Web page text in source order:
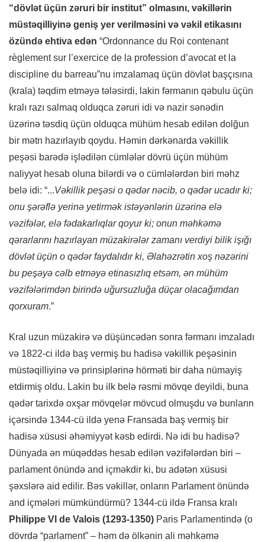
“dövlət üçün zəruri bir institut” olmasını, vəkillərin
müstəqilliyinə geniş yer verilməsini və vəkil etikasını
özündə ehtiva edən “Ordonnance du Roi contenant
règlement sur l’exercice de la profession d’avocat et la
discipline du barreau”nu imzalamaq üçün dövlət başçısına
(krala) təqdim etməyə tələsirdi, lakin fərmanın qəbulu üçün
kralı razı salmaq olduqca zəruri idi və nazir sənədin
üzərinə təsdiq üçün olduqca mühüm hesab edilən dolğun
bir mətn hazırlayıb qoydu. Həmin dərkənarda vəkillik
peşəsi barədə işlədilən cümlələr dövrü üçün mühüm
naliyyət hesab oluna bilərdi və o cümlələrdən biri məhz
belə idi: “...Vəkillik peşəsi o qədər nəcib, o qədər ucadır ki;
onu şərəflə yerinə yetirmək istəyənlərin üzərinə elə
vəzifələr, elə fədakarlıqlar qoyur ki; onun məhkəmə
qərarlarını hazırlayan müzakirələr zamanı verdiyi bilik işığı
dövlət üçün o qədər faydalıdır ki, Əlahəzrətin xoş nəzərini
bu peşəyə cəlb etməyə etinasızlıq etsəm, ən mühüm
vəzifələrimdən birində uğursuzluğa düçar olacağımdan
qorxuram.”
Kral uzun müzakirə və düşüncədən sonra fərmanı imzaladı
və 1822-ci ildə baş vermiş bu hadisə vəkillik peşəsinin
müstəqilliyinə və prinsiplərinə hörməti bir daha nümayiş
etdirmiş oldu. Lakin bu ilk belə rəsmi mövqe deyildi, buna
qədər tarixdə oxşar mövqelər mövcud olmuşdu və bunların
içərsində 1344-cü ildə yenə Fransada baş vermiş bir
hadisə xüsusi əhəmiyyət kəsb edirdi. Nə idi bu hadisə?
Dünyada ən müqəddəs hesab edilən vəzifələrdən biri –
parlament önündə and içməkdir ki, bu adətən xüsusi
şəxslərə aid edilir. Bəs vəkillər, onların Parlament önündə
and içmələri mümkündürmü? 1344-cü ildə Fransa kralı
Philippe VI de Valois (1293-1350) Paris Parlamentində (o
dövrdə “parlament” – həm də ölkənin ali məhkəmə